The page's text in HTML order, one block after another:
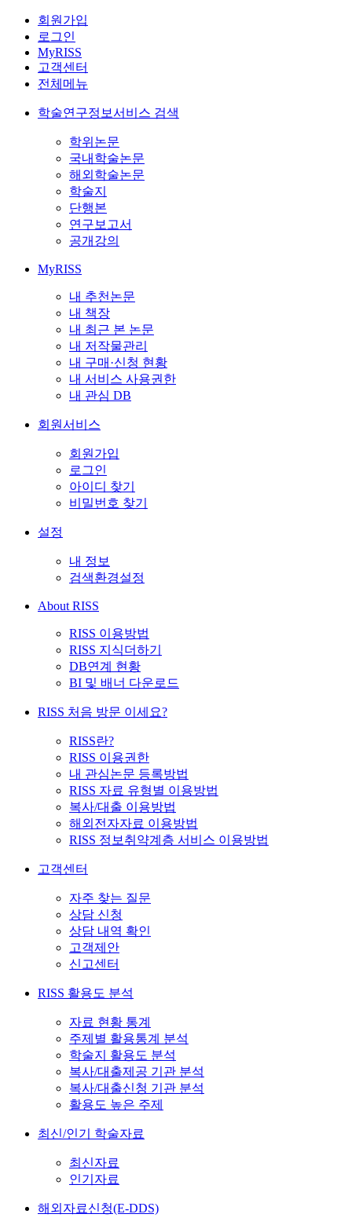
회원가입
로그인
MyRISS
고객센터
전체메뉴
학술연구정보서비스 검색
학위논문
국내학술논문
해외학술논문
학술지
단행본
연구보고서
공개강의
MyRISS
내 추천논문
내 책장
내 최근 본 논문
내 저작물관리
내 구매·신청 현황
내 서비스 사용권한
내 관심 DB
회원서비스
회원가입
로그인
아이디 찾기
비밀번호 찾기
설정
내 정보
검색환경설정
About RISS
RISS 이용방법
RISS 지식더하기
DB연계 현황
BI 및 배너 다운로드
RISS 처음 방문 이세요?
RISS란?
RISS 이용권한
내 관심논문 등록방법
RISS 자료 유형별 이용방법
복사/대출 이용방법
해외전자자료 이용방법
RISS 정보취약계층 서비스 이용방법
고객센터
자주 찾는 질문
상담 신청
상담 내역 확인
고객제안
신고센터
RISS 활용도 분석
자료 현황 통계
주제별 활용통계 분석
학술지 활용도 분석
복사/대출제공 기관 분석
복사/대출신청 기관 분석
활용도 높은 주제
최신/인기 학술자료
최신자료
인기자료
해외자료신청(E-DDS)